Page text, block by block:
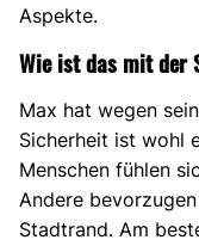
Aspekte.
Wie ist das mit der
Max hat wegen
Sicherheit ist wohl
Menschen fühlen
Andere
Stadtrand. Am